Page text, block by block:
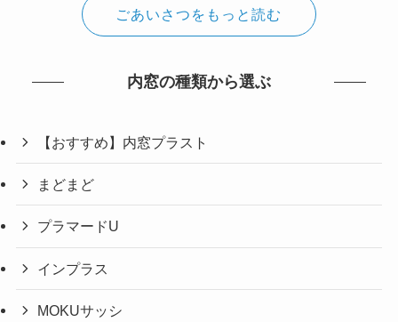
ごあいさつをもっと読む
内窓の種類から選ぶ
【おすすめ】内窓プラスト
まどまど
プラマードU
インプラス
MOKUサッシ